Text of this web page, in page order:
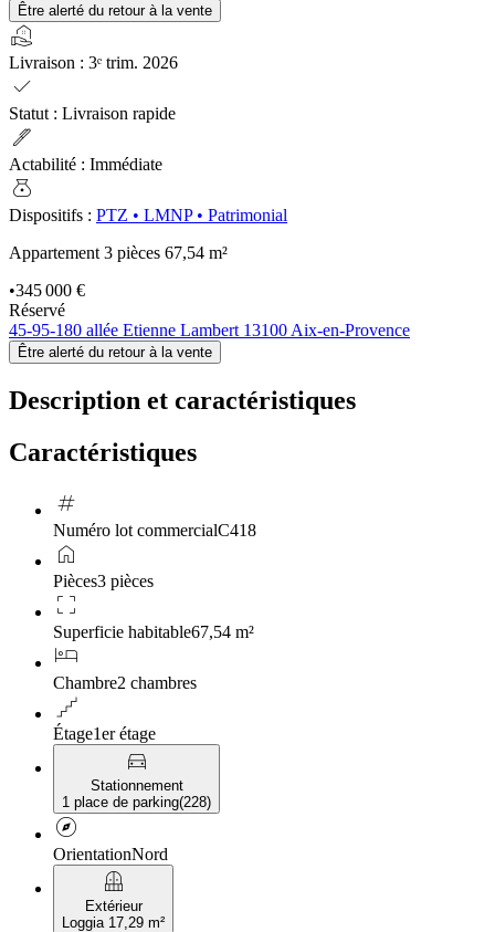
Être alerté du retour à la vente
real_estate_agent
Livraison : 3ᵉ trim. 2026
check
Statut : Livraison rapide
ink_pen
Actabilité : Immédiate
money_bag
Dispositifs : PTZ • LMNP• Patrimonial
Appartement 3 pièces 67,54 m²
•345 000 €
Réservé
45-95-180 allée Etienne Lambert 13100 Aix-en-Provence
Être alerté du retour à la vente
Description et caractéristiques
Caractéristiques
tag
Numéro lot commercialC418
home
Pièces3 pièces
crop_free
Superficie habitable67,54 m²
hotel
Chambre2 chambres
floor
Étage1er étage
directions_car
Stationnement
1 place de parking(228)
explore
OrientationNord
balcony
Extérieur
Loggia 17,29 m²